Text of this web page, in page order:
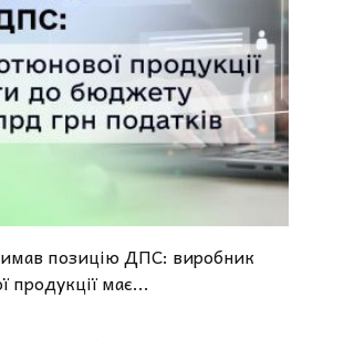
позицію ДПС: виробник
продукції має...